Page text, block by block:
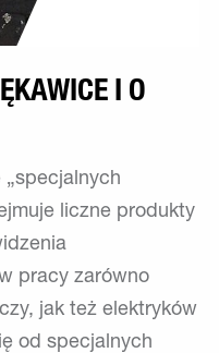
I O
„specjalnych
liczne produkty
pracy zarówno
jak też elektryków
od specjalnych